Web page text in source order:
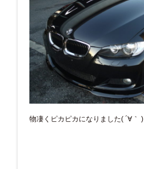
物凄くピカピカになりました( ´∀｀ )